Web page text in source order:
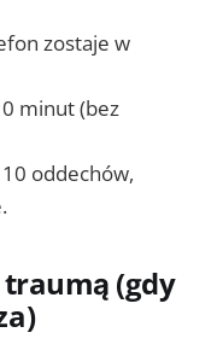
zostaje w
minut (bez
oddechów,
traumą (gdy